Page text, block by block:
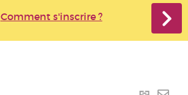
Comment s'inscrire ?
Lien